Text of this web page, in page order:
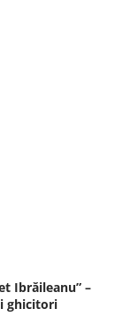
Ibrăileanu” –
ghicitori